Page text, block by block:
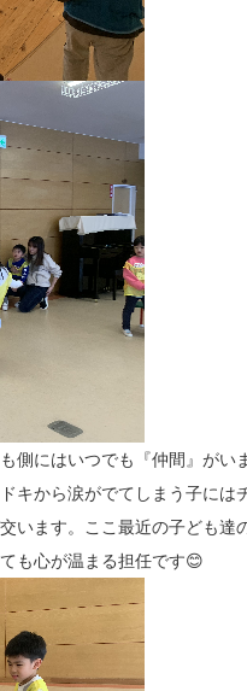
側にはいつでも『仲間』が
キから涙がでてしまう子に
います。ここ最近の子ども
も心が温まる担任です😊